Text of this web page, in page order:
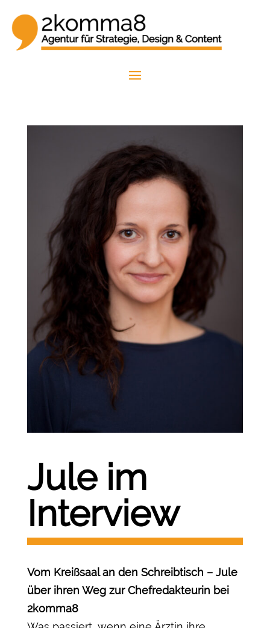
Jule im
Interview
Vom Kreißsaal an den Schreibtisch – Jule
über ihren Weg zur Chefredakteurin bei
2komma8